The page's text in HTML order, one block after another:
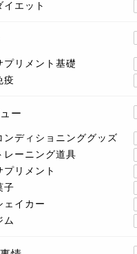
イエット
プリメント基礎
疫
ー
ンディショニンググッズ
レーニング道具
プリメント
子
ェイカー
ム